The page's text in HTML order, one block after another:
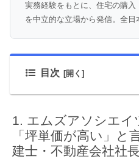
実務経験をもとに、住宅の購
を中立的な立場から発信。全日
目次
エムズアソシエイ
「坪単価が高い」と
建士・不動産会社社